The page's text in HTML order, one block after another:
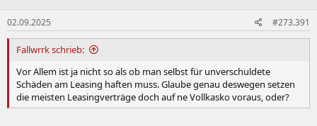
r
m
02.09.2025 #273.391
Fallwrrk schrieb:
Vor Allem ist ja nicht so als ob man selbst für unverschuldete
Schäden am Leasing haften muss. Glaube genau deswegen setzen
die meisten Leasingverträge doch auf ne Vollkasko voraus, oder?